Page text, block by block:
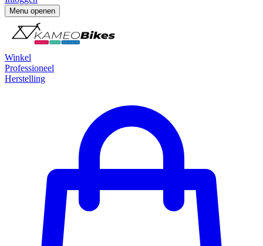
Menu openen
Winkel
Professioneel
Herstelling